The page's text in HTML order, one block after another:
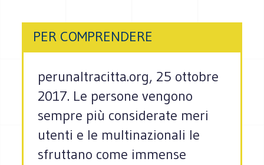
PER COMPRENDERE
perunaltracitta.org, 25 ottobre
2017. Le persone vengono
sempre più considerate meri
utenti e le multinazionali le
sfruttano come immense